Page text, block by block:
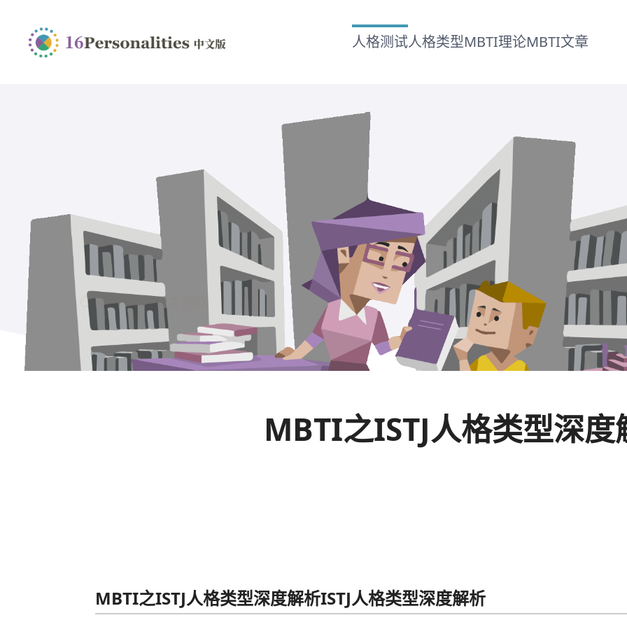
MBTI之ISTJ人格类型深度
MBTI之ISTJ人格类型深度解析ISTJ人格类型深度解析
人格测试人格类型MBTI理论MBTI文章